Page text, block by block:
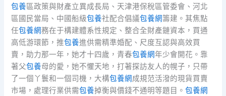
包養區政策與財產立異成長局、天津港保稅區管委會、河北
區國民當局、中國船級包養社配合倡議包養網籌建。其焦點
任包養網務在于構建體系性規定、整合全財產鏈資本，買通
高低游環節，推包養進供需精準婚配、尺度互認與高效買
賣，助力那一年，她才十四歲，青春包養網年少會開花。靠
著父包養母的愛，她不懼天地，打著探訪友人的幌子，只帶
了一個丫鬟和一個司機，大構包養網成規范活潑的現貨買賣
市場，處理行業供需包養掉衡與價錢不通明等題目。包養網